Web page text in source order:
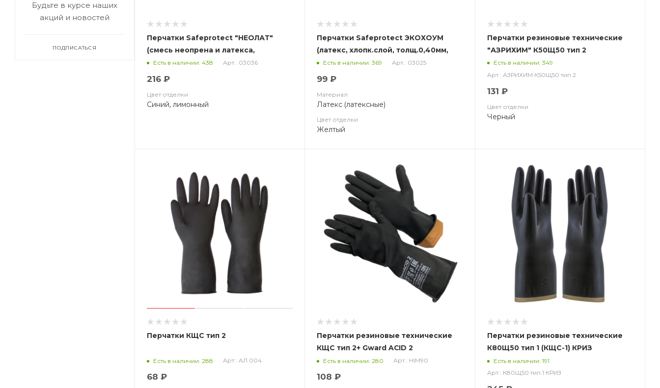
Перчатки Safeprotect "НЕОЛАТ"
(смесь неопрена и латекса,
хлопковый слой,
толщ.0,70мм,дл.320мм.)
Есть в наличии: 438 Арт.: 03036
216 ₽
Цвет отделки
Синий, лимонный
Перчатки Safeprotect ЭКОХОУМ
(латекс, хлопк.слой, толщ.0,40мм,
дл.300мм) (х12х144)
Есть в наличии: 369 Арт.: 03025
99 ₽
Материал
Латекс (латексные)
Цвет отделки
Желтый
Перчатки резиновые технические
"АЗРИХИМ" К50Щ50 тип 2
(КЩСТ-2(АЗРИ)
Есть в наличии: 349
Арт.: АЗРИХИМ К50Щ50 тип 2
131 ₽
Цвет отделки
Черный
Перчатки КЩС тип 2
Есть в наличии: 288 Арт.: АЛ 004
68 ₽
Перчатки резиновые технические
КЩС тип 2+ Gward ACID 2
Есть в наличии: 280 Арт.: HIM90
108 ₽
Перчатки резиновые технические
К80Щ50 тип 1 (КЩС-1) КРИЗ
Есть в наличии: 191
Арт.: К80Щ50 тип 1 КРИЗ
Будьте в курсе наших
акций и новостей
ПОДПИСАТЬСЯ